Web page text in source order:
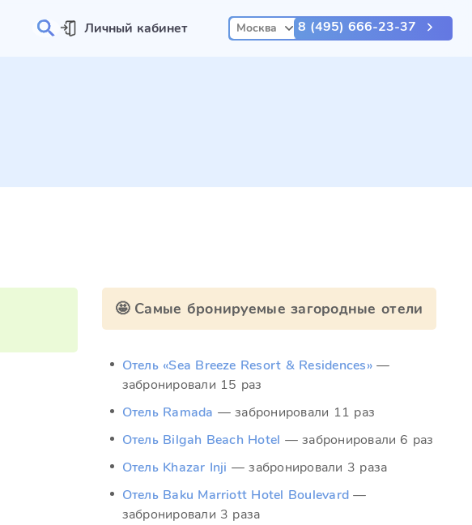
Личный кабинет Москва 8 (495) 666-23-37
🤩 Самые бронируемые загородные отели
Отель «Sea Breeze Resort & Residences» —
забронировали 15 раз
Отель Ramada — забронировали 11 раз
Отель Bilgah Beach Hotel — забронировали 6 раз
Отель Khazar Inji — забронировали 3 раза
Отель Baku Marriott Hotel Boulevard —
забронировали 3 раза